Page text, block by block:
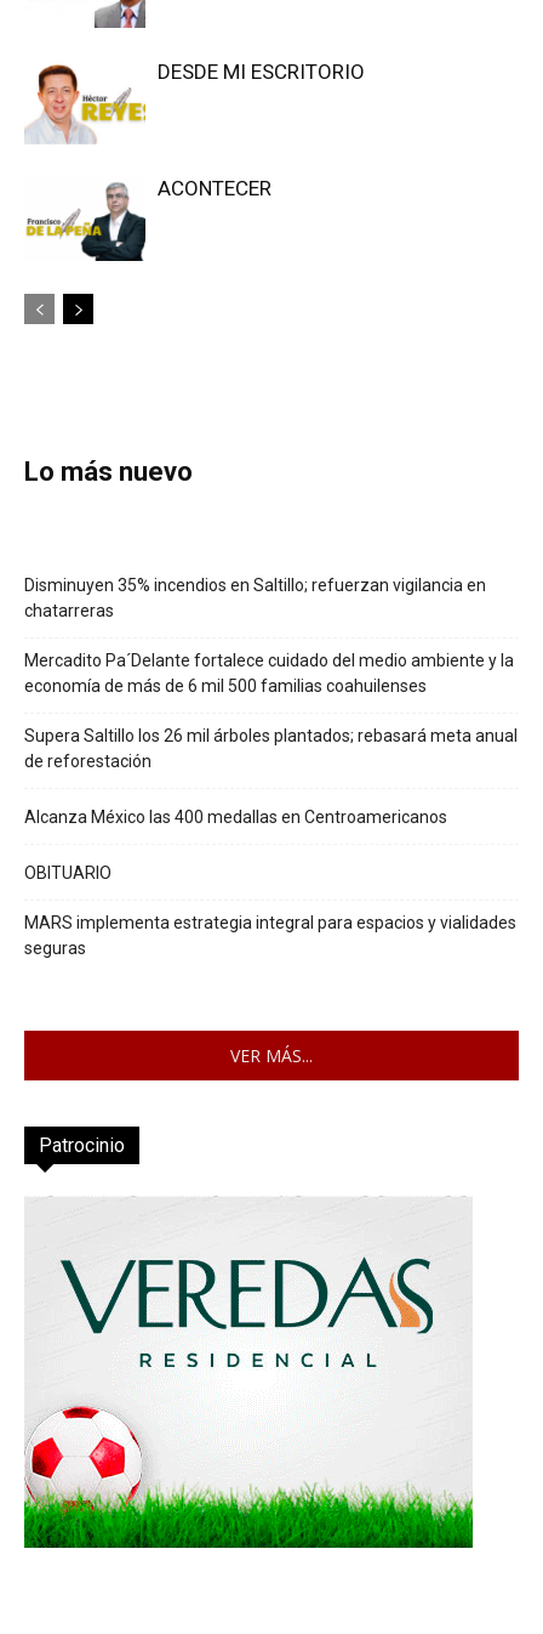
DESDE MI ESCRITORIO
ACONTECER
Lo más nuevo
Disminuyen 35% incendios en Saltillo; refuerzan vigilancia en
chatarreras
Mercadito Pa´Delante fortalece cuidado del medio ambiente y la
economía de más de 6 mil 500 familias coahuilenses
Supera Saltillo los 26 mil árboles plantados; rebasará meta anual
de reforestación
Alcanza México las 400 medallas en Centroamericanos
OBITUARIO
MARS implementa estrategia integral para espacios y vialidades
seguras
VER MÁS...
Patrocinio